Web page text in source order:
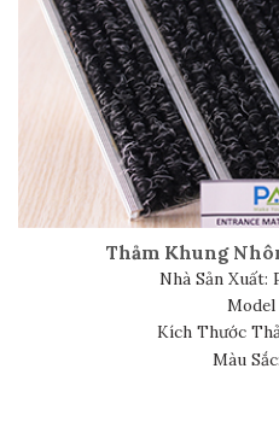
Thảm Khung
Nhà Sản Xuất:
Kích Thước
Màu